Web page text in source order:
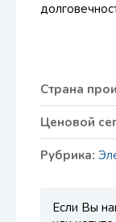
Страна
Ценовой
Рубрика:
Если Вы